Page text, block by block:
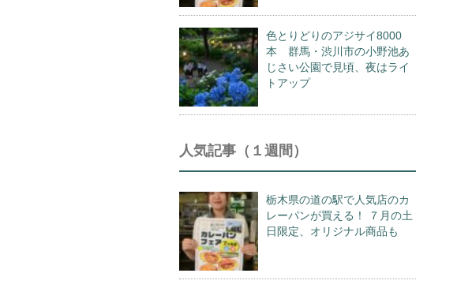
色とりどりのアジサイ8000
本 群馬・渋川市の小野池あ
じさい公園で見頃、夜はライ
トアップ
人気記事（１週間）
栃木県の道の駅で人気店のカ
レーパンが買える！ ７月の土
日限定、オリジナル商品も